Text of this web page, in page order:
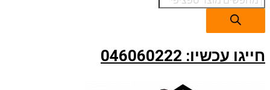
חייגו עכשיו: 046060222